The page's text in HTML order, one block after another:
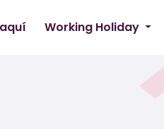
Working Holiday